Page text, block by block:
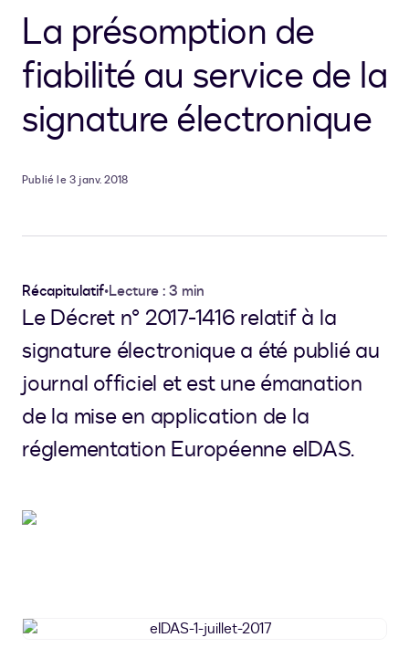
La présomption de
fiabilité au service de la
signature électronique
Publié le 3 janv. 2018
Récapitulatif•Lecture : 3 min
Le Décret n° 2017-1416 relatif à la
signature électronique a été publié au
journal officiel et est une émanation
de la mise en application de la
réglementation Européenne eIDAS.
eIDAS-